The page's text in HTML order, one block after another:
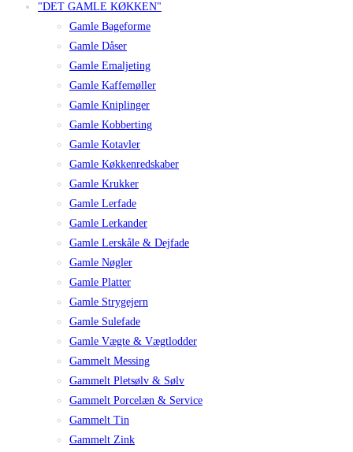
"DET GAMLE KØKKEN"
Gamle Bageforme
Gamle Dåser
Gamle Emaljeting
Gamle Kaffemøller
Gamle Kniplinger
Gamle Kobberting
Gamle Kotavler
Gamle Køkkenredskaber
Gamle Krukker
Gamle Lerfade
Gamle Lerkander
Gamle Lerskåle & Dejfade
Gamle Nøgler
Gamle Platter
Gamle Strygejern
Gamle Sulefade
Gamle Vægte & Vægtlodder
Gammelt Messing
Gammelt Pletsølv & Sølv
Gammelt Porcelæn & Service
Gammelt Tin
Gammelt Zink